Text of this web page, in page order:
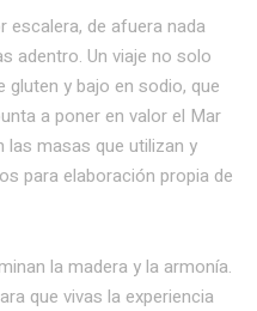
escalera, de afuera nada
adentro. Un viaje no solo
gluten y bajo en sodio, que
a poner en valor el Mar
las masas que utilizan y
para elaboración propia de
la madera y la armonía.
que vivas la experiencia